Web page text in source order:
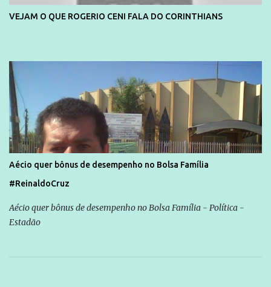
VEJAM O QUE ROGERIO CENI FALA DO CORINTHIANS
Aécio quer bônus de desempenho no Bolsa Família
#ReinaldoCruz
Aécio quer bônus de desempenho no Bolsa Família - Política -
Estadão